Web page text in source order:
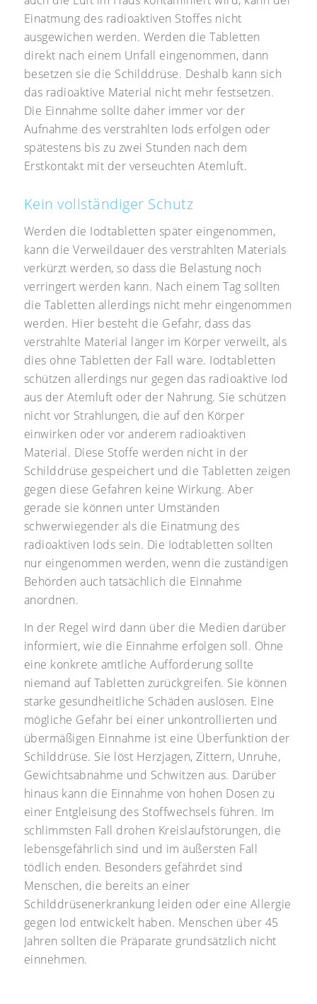
Einatmung des radioaktiven Stoffes nicht
ausgewichen werden. Werden die Tabletten
direkt nach einem Unfall eingenommen, dann
besetzen sie die Schilddrüse. Deshalb kann sich
das radioaktive Material nicht mehr festsetzen.
Die Einnahme sollte daher immer vor der
Aufnahme des verstrahlten Iods erfolgen oder
spätestens bis zu zwei Stunden nach dem
Erstkontakt mit der verseuchten Atemluft.
Kein vollständiger Schutz
Werden die Iodtabletten später eingenommen,
kann die Verweildauer des verstrahlten Materials
verkürzt werden, so dass die Belastung noch
verringert werden kann. Nach einem Tag sollten
die Tabletten allerdings nicht mehr eingenommen
werden. Hier besteht die Gefahr, dass das
verstrahlte Material länger im Körper verweilt, als
dies ohne Tabletten der Fall wäre. Iodtabletten
schützen allerdings nur gegen das radioaktive Iod
aus der Atemluft oder der Nahrung. Sie schützen
nicht vor Strahlungen, die auf den Körper
einwirken oder vor anderem radioaktiven
Material. Diese Stoffe werden nicht in der
Schilddrüse gespeichert und die Tabletten zeigen
gegen diese Gefahren keine Wirkung. Aber
gerade sie können unter Umständen
schwerwiegender als die Einatmung des
radioaktiven Iods sein. Die Iodtabletten sollten
nur eingenommen werden, wenn die zuständigen
Behörden auch tatsächlich die Einnahme
anordnen.
In der Regel wird dann über die Medien darüber
informiert, wie die Einnahme erfolgen soll. Ohne
eine konkrete amtliche Aufforderung sollte
niemand auf Tabletten zurückgreifen. Sie können
starke gesundheitliche Schäden auslösen. Eine
mögliche Gefahr bei einer unkontrollierten und
übermäßigen Einnahme ist eine Überfunktion der
Schilddrüse. Sie löst Herzjagen, Zittern, Unruhe,
Gewichtsabnahme und Schwitzen aus. Darüber
hinaus kann die Einnahme von hohen Dosen zu
einer Entgleisung des Stoffwechsels führen. Im
schlimmsten Fall drohen Kreislaufstörungen, die
lebensgefährlich sind und im äußersten Fall
tödlich enden. Besonders gefährdet sind
Menschen, die bereits an einer
Schilddrüsenerkrankung leiden oder eine Allergie
gegen Iod entwickelt haben. Menschen über 45
Jahren sollten die Präparate grundsätzlich nicht
einnehmen.